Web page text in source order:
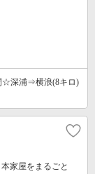
☆深浦⇒横浪(8キロ)
家屋をまるごと